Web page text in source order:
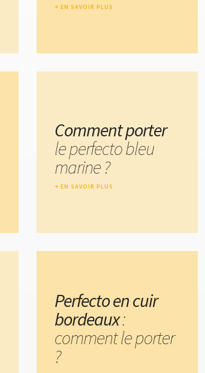
EN SAVOIR PLUS
Comment porter
le perfecto bleu
marine ?
EN SAVOIR PLUS
Perfecto en cuir
bordeaux:
comment le porter
?